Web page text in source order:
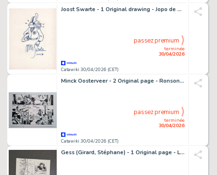
Joost Swarte - 1 Original drawing - Jopo de Pojo - klare lijn - 1996
Catawiki 30/04/2026 (CET)
terminée
30/04/2026
passez premium
Minck Oosterveer - 2 Original page - Ronson Inc
Catawiki 30/04/2026 (CET)
terminée
30/04/2026
passez premium
Gess (Girard, Stéphane) - 1 Original page - L'Oeil de la nuit T2 - Les Grandes profondeurs - 2015